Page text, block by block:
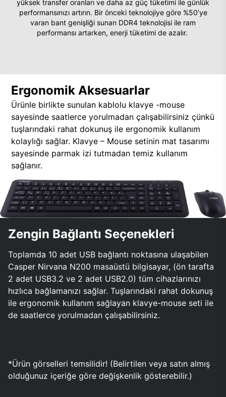
yüksek transfer oranları ve daha az güç tüketimi ile günlük
performansınızı artırın. Bir önceki teknolojiye göre %50’ye
varan bant genişliği sunan DDR4 teknolojisi ile ram
performansı artarken, enerji tüketimi de azalır.
Ergonomik Aksesuarlar
Ürünle birlikte sunulan kablolu klavye -mouse
sayesinde saatlerce yorulmadan çalışabilirsiniz çünkü
tuşlarındaki rahat dokunuş ile ergonomik kullanım
kolaylığı sağlar. Klavye – Mouse setinin mat tasarımı
sayesinde parmak izi tutmadan temiz kullanım
sağlanır.
Zengin Bağlantı Seçenekleri
Toplamda 10 adet USB bağlantı noktasına ulaşabilen
Casper Nirvana N200 masaüstü bilgisayar, (ön tarafta
2 adet USB3.2 ve 2 adet USB2.0) tüm cihazlarınızı
hızlıca bağlamanızı sağlar. Tuşlarındaki rahat dokunuş
ile ergonomik kullanım sağlayan klavye-mouse seti ile
de saatlerce yorulmadan çalışabilirsiniz.
*Ürün görselleri temsilidir! (Belirtilen veya satın almış
olduğunuz içeriğe göre değişkenlik gösterebilir.)